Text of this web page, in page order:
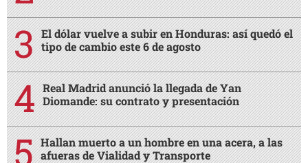
El dólar vuelve a subir en Honduras: así quedó el
tipo de cambio este 6 de agosto
Real Madrid anunció la llegada de Yan
Diomande: su contrato y presentación
Hallan muerto a un hombre en una acera, a las
afueras de Vialidad y Transporte